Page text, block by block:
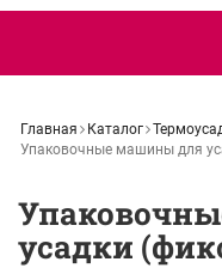
Главная Каталог
Упаковочные машины для
усадки